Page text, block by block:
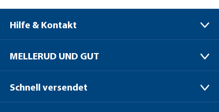
Hilfe & Kontakt
Bernhard-Röttgen-Waldweg 20
41379 Brüggen / Niederrhein
MELLERUD UND GUT
Verpackungen
Schnell versendet